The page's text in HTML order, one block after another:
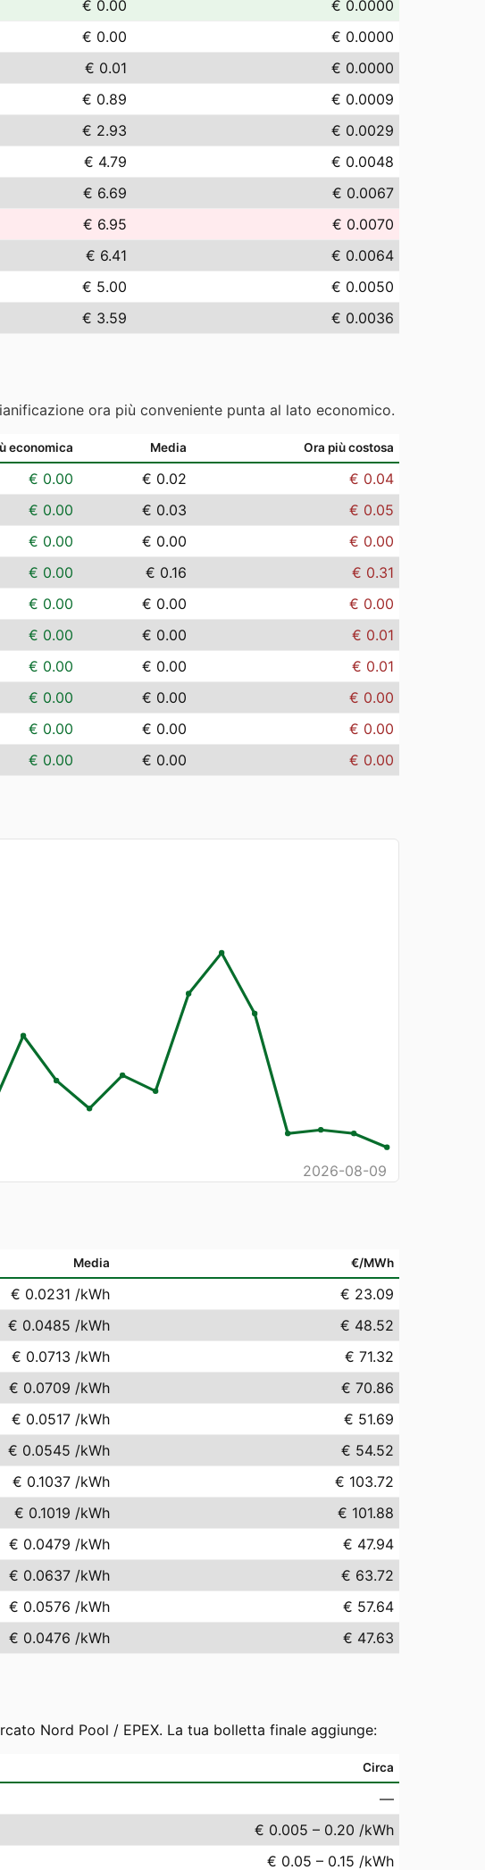
€ 0.00
€ 0.0000
€ 0.00
€ 0.0000
€ 0.01
€ 0.0000
€ 0.89
€ 0.0009
€ 2.93
€ 0.0029
€ 4.79
€ 0.0048
€ 6.69
€ 0.0067
€ 6.95
€ 0.0070
€ 6.41
€ 0.0064
€ 5.00
€ 0.0050
€ 3.59 € 0.0036
ora più conveniente punta al lato economico.
economica Media Ora più costosa
€ 0.00 € 0.02
€ 0.04
€ 0.00 € 0.03
€ 0.05
€ 0.00 € 0.00
€ 0.00
€ 0.00 € 0.16
€ 0.31
€ 0.00 € 0.00
€ 0.00
€ 0.00 € 0.00
€ 0.01
€ 0.00 € 0.00
€ 0.01
€ 0.00 € 0.00
€ 0.00
€ 0.00 € 0.00
€ 0.00
€ 0.00 € 0.00 € 0.00
2026-08-09
Media €/MWh
€ 0.0231 /kWh
€ 23.09
€ 0.0485 /kWh
€ 48.52
€ 0.0713 /kWh
€ 71.32
€ 0.0709 /kWh
€ 70.86
€ 0.0517 /kWh
€ 51.69
€ 0.0545 /kWh
€ 54.52
€ 0.1037 /kWh
€ 103.72
€ 0.1019 /kWh
€ 101.88
€ 0.0479 /kWh
€ 47.94
€ 0.0637 /kWh
€ 63.72
€ 0.0576 /kWh
€ 57.64
€ 0.0476 /kWh € 47.63
Nord Pool / EPEX. La tua bolletta finale aggiunge:
Circa
—
€ 0.005 – 0.20 /kWh
€ 0.05 – 0.15 /kWh